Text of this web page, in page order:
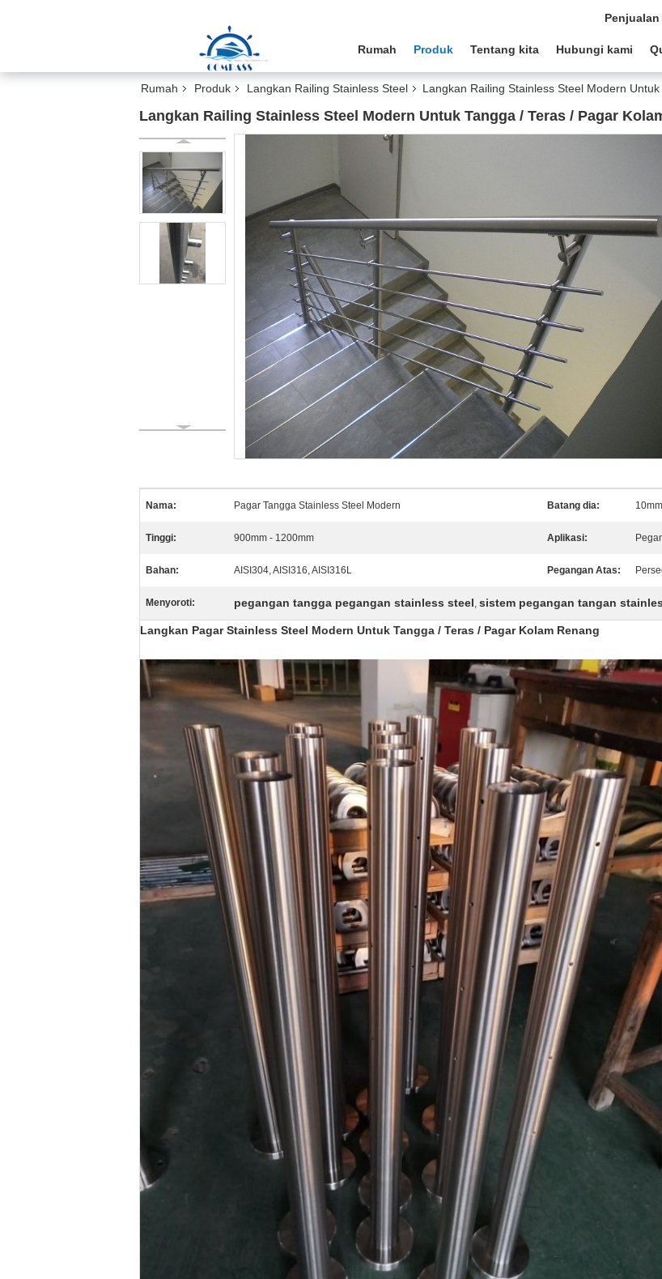
Rumah Produk Tentang kita Hubungi kami
Rumah Produk Langkan Railing Stainless Steel Langkan Railing Stainless Steel Modern
Langkan Railing Stainless Steel Modern Untuk Tangga / Teras / Pagar
Nama: Pagar Tangga Stainless Steel Modern Batang dia:
Tinggi: 900mm - 1200mm Aplikasi:
Bahan: AISI304, AISI316, AISI316L Pegangan Atas:
Menyoroti: pegangan tangga pegangan stainless steel, sistem pegangan tangan
Langkan Pagar Stainless Steel Modern Untuk Tangga / Teras / Pagar Kolam Renang